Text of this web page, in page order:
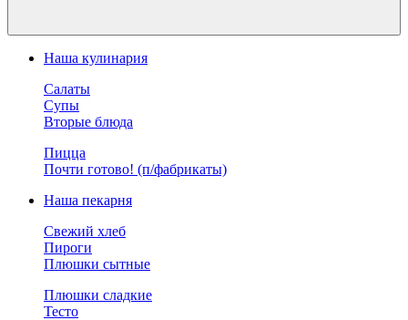
Наша кулинария
Салаты
Супы
Вторые блюда
Пицца
Почти готово! (п/фабрикаты)
Наша пекарня
Свежий хлеб
Пироги
Плюшки сытные
Плюшки сладкие
Тесто